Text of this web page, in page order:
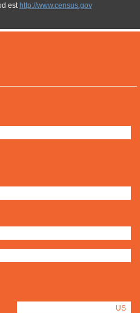
US
est http://www.census.gov